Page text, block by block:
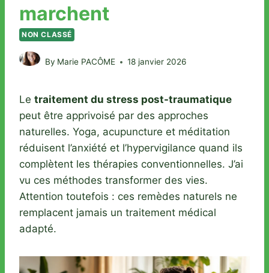
marchent
NON CLASSÉ
By Marie PACÔME 18 janvier 2026
Le traitement du stress post-traumatique
peut être apprivoisé par des approches
naturelles. Yoga, acupuncture et méditation
réduisent l’anxiété et l’hypervigilance quand ils
complètent les thérapies conventionnelles. J’ai
vu ces méthodes transformer des vies.
Attention toutefois : ces remèdes naturels ne
remplacent jamais un traitement médical
adapté.